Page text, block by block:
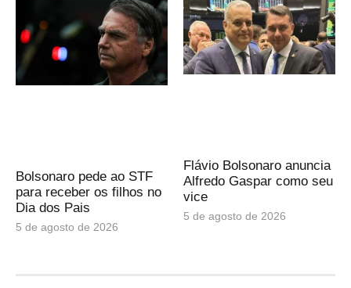
Bolsonaro pede ao STF
para receber os filhos no
Dia dos Pais
5 de agosto de 2026
Flávio Bolsonaro anuncia
Alfredo Gaspar como seu
vice
5 de agosto de 2026